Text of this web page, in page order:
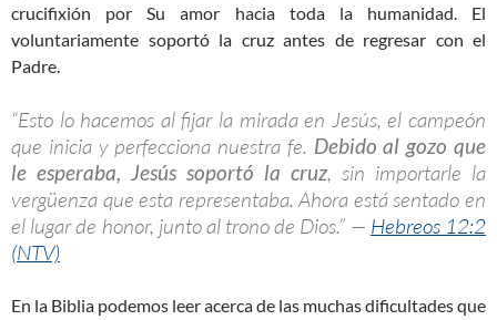
crucifixión por Su amor hacia toda la humanidad. El
voluntariamente soportó la cruz antes de regresar con el
Padre.
“Esto lo hacemos al fijar la mirada en Jesús, el campeón
que inicia y perfecciona nuestra fe. Debido al gozo que
le esperaba, Jesús soportó la cruz, sin importarle la
vergüenza que esta representaba. Ahora está sentado en
el lugar de honor, junto al trono de Dios.” — Hebreos 12:2
(NTV)
En la Biblia podemos leer acerca de las muchas dificultades que